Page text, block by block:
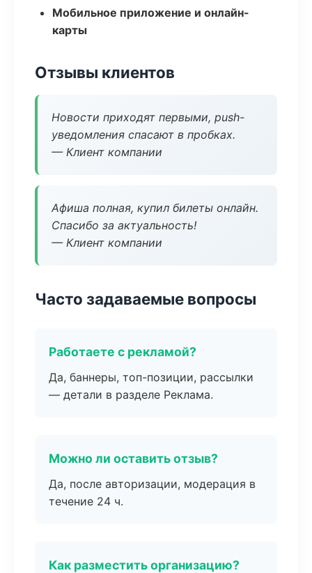
Мобильное приложение и онлайн-
карты
Отзывы клиентов
Новости приходят первыми, push-
уведомления спасают в пробках.
— Клиент компании
Афиша полная, купил билеты онлайн.
Спасибо за актуальность!
— Клиент компании
Часто задаваемые вопросы
Работаете с рекламой?
Да, баннеры, топ-позиции, рассылки
— детали в разделе Реклама.
Можно ли оставить отзыв?
Да, после авторизации, модерация в
течение 24 ч.
Как разместить организацию?